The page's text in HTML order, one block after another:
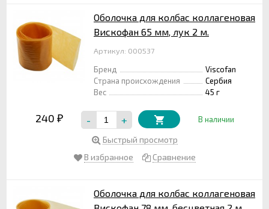
Оболочка для колбас коллагеновая
Вискофан 65 мм, лук 2 м.
Артикул: 000537
Бренд
Viscofan
Страна происхождения
Сербия
Вес
45 г
240 ₽ - + В наличии
Быстрый просмотр
В избранное
Сравнение
Оболочка для колбас коллагеновая